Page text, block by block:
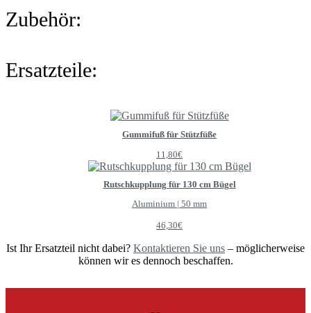
Zubehör:
Ersatzteile:
Gummifuß für Stützfüße
11,80€
Rutschkupplung für 130 cm Bügel
Aluminium | 50 mm
46,30€
Ist Ihr Ersatzteil nicht dabei? Kontaktieren Sie uns – möglicherweise
können wir es dennoch beschaffen.